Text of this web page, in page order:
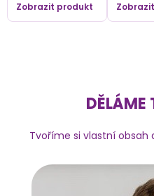
Zobrazit produkt
Tvoříme si vlastní